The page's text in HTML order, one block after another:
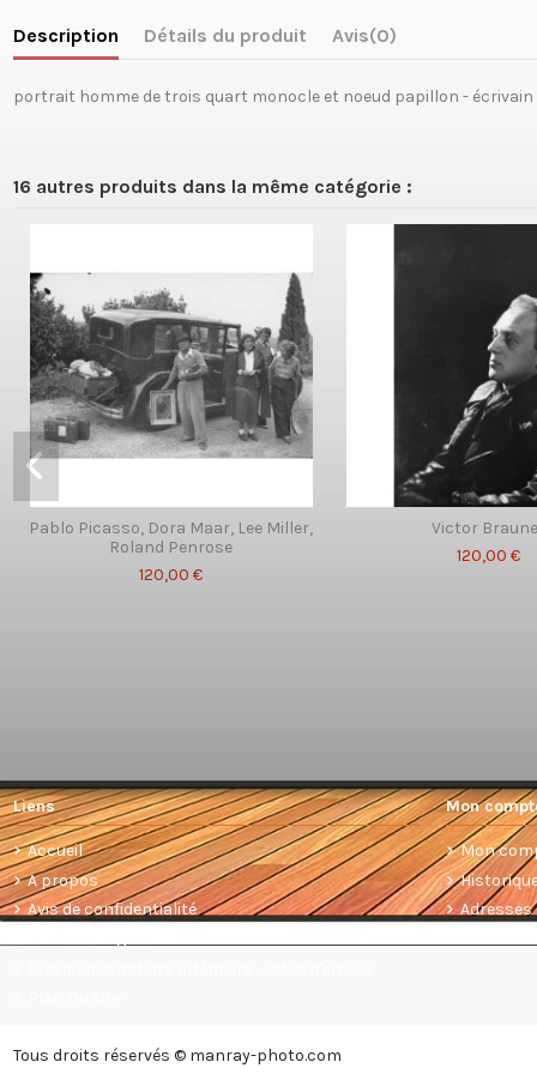
Description Détails du produit Avis(0)
portrait homme de trois quart monocle et noeud papillon - écrivain
16 autres produits dans la même catégorie :
Pablo Picasso, Dora Maar, Lee Miller,
Roland Penrose
120,00 €
Victor
120,00 €
Liens
Accueil
A propos
Avis de confidentialité
Mon
Mon
Adresses
Tous droits réservés © manray-photo.com